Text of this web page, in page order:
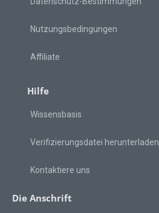
Nutzungsbedingungen
Affiliate
Hilfe
Wissensbasis
Verifizierungsdatei herunterladen
Kontaktiere uns
Die Anschrift